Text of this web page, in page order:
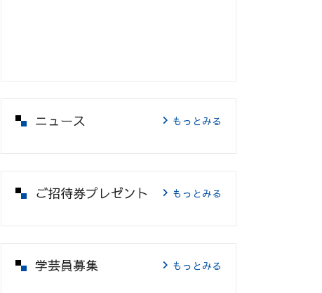
ニュース もっとみる
ご招待券プレゼント もっとみる
学芸員募集 もっとみる